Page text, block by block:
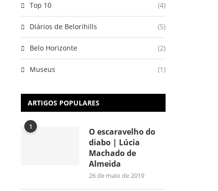
Top 10 (4)
Diários de Belorihills (5)
Belo Horizonte (2)
Museus (1)
ARTIGOS POPULARES
1
O escaravelho do
diabo | Lúcia
Machado de
Almeida
26 de maio de 2019